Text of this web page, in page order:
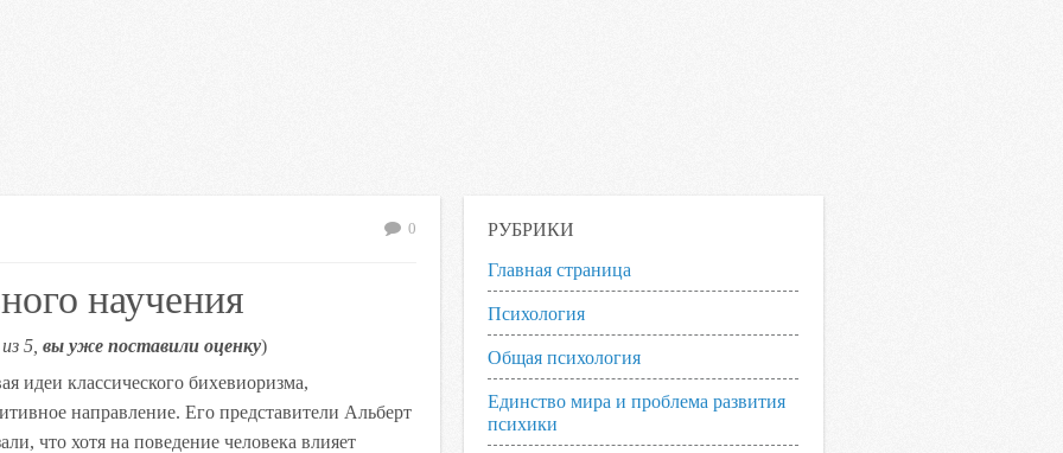
0
научения
из 5, вы уже поставили оценку)
идеи классического бихевиоризма,
направление. Его представители Альберт
что хотя на поведение человека влияет
РУБРИКИ
Главная страница
Психология
Общая психология
Единство мира и проблема развития
психики